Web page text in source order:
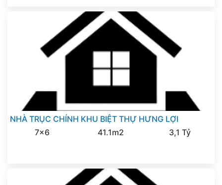
NHÀ TRỤC CHÍNH KHU BIỆT THỰ HƯNG LỢI
7x6
41.1m2 3,1 Tỷ